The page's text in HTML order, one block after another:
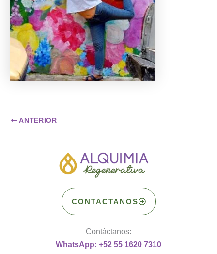
ANTERIOR
CONTACTANOS
Contáctanos:
WhatsApp: +52 55 1620 7310